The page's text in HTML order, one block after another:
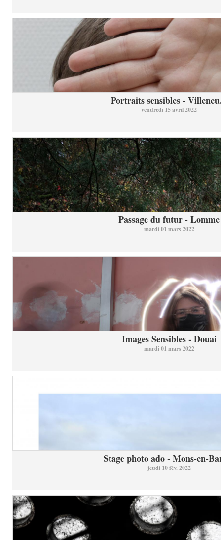
Portraits sensibles -
vendredi 15 avril 2022
Passage du futur - Lomme
mardi 01 mars 2022
Images Sensibles - Douai
mardi 01 mars 2022
Stage photo ado - Mons-en-
jeudi 10 fév. 2022